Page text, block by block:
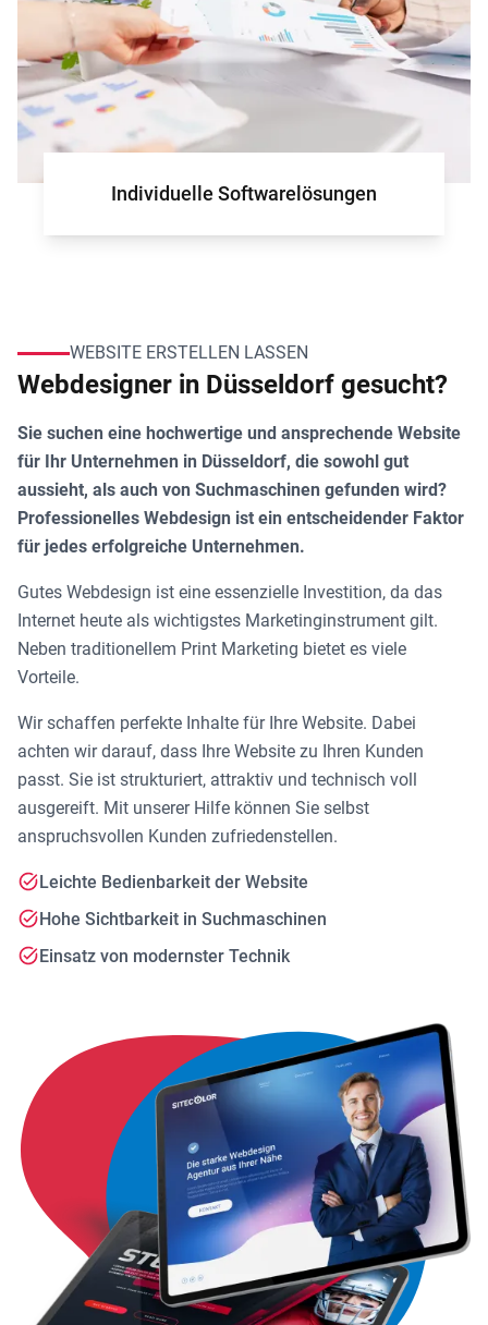
Individuelle Softwarelösungenfür Ihr
WEBSITE ERSTELLEN LASSEN
Webdesigner in Düsseldorf gesucht?
Sie suchen eine hochwertige und ansprechende Website
für Ihr Unternehmen in Düsseldorf, die sowohl gut
aussieht, als auch von Suchmaschinen gefunden wird?
Professionelles Webdesign ist ein entscheidender Faktor
für jedes erfolgreiche Unternehmen.
Gutes Webdesign ist eine essenzielle Investition, da das
Internet heute als wichtigstes Marketinginstrument gilt.
Neben traditionellem Print Marketing bietet es viele
Vorteile.
Wir schaffen perfekte Inhalte für Ihre Website. Dabei
achten wir darauf, dass Ihre Website zu Ihren Kunden
passt. Sie ist strukturiert, attraktiv und technisch voll
ausgereift. Mit unserer Hilfe können Sie selbst
anspruchsvollen Kunden zufriedenstellen.
Leichte Bedienbarkeit der Website
Hohe Sichtbarkeit in Suchmaschinen
Einsatz von modernster Technik